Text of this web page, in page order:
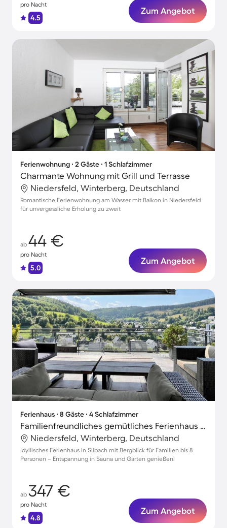
pro Nacht
4.5
Zum Angebot
Ferienwohnung ∙ 2 Gäste ∙ 1 Schlafzimmer
Charmante Wohnung mit Grill und Terrasse
Niedersfeld, Winterberg, Deutschland
Romantische Ferienwohnung am Wasser mit Balkon in Niedersfeld
für unvergessliche Erholung zu zweit
ab 44 €
pro Nacht
5.0
Zum Angebot
Ferienhaus ∙ 8 Gäste ∙ 4 Schlafzimmer
Familienfreundliches gemütliches Ferienhaus mit Sauna, Grill und Garten | Bergblick | Perfekt für die Arbeit von Zuhause
Niedersfeld, Winterberg, Deutschland
Idyllisches Ferienhaus in Silbach mit Bergblick für Familien bis 8
Personen – Entspannung in Sauna und Garten genießen!
ab 347 €
pro Nacht
4.8
Zum Angebot